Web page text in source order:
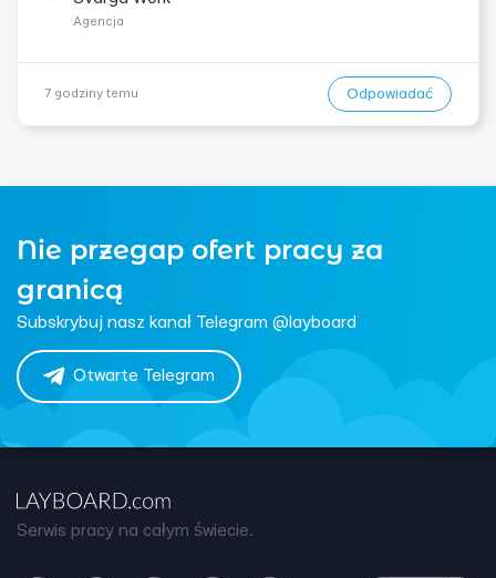
Agencja
7 godziny temu Odpowiadać
Nie przegap ofert pracy za
granicą
Subskrybuj nasz kanał Telegram @layboard
Otwarte Telegram
Serwis pracy na całym świecie.